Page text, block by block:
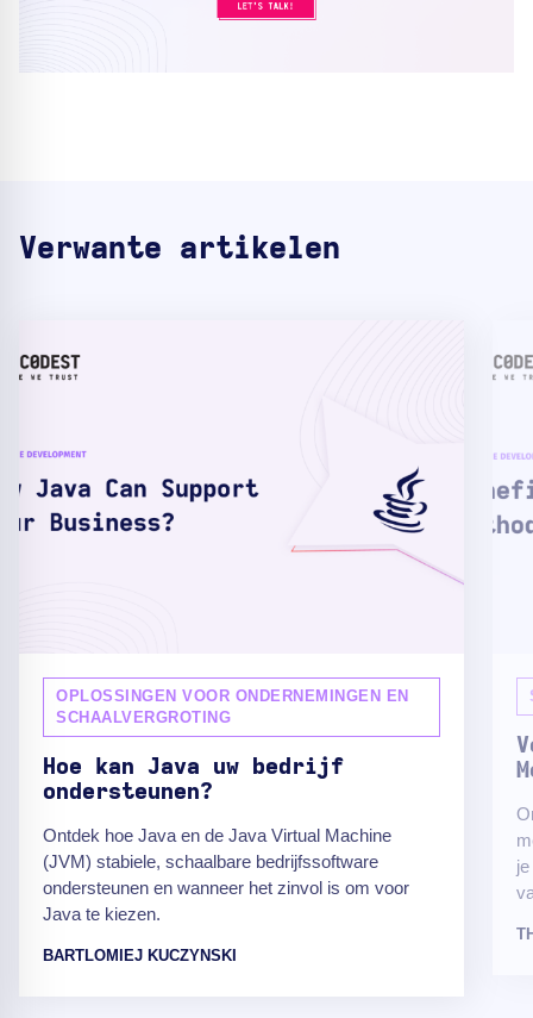
Verwante artikelen
OPLOSSINGEN VOOR ONDERNEMINGEN EN
SCHAALVERGROTING
Hoe kan Java uw bedrijf
ondersteunen?
Ontdek hoe Java en de Java Virtual Machine
(JVM) stabiele, schaalbare bedrijfssoftware
ondersteunen en wanneer het zinvol is om voor
Java te kiezen.
BARTLOMIEJ KUCZYNSKI